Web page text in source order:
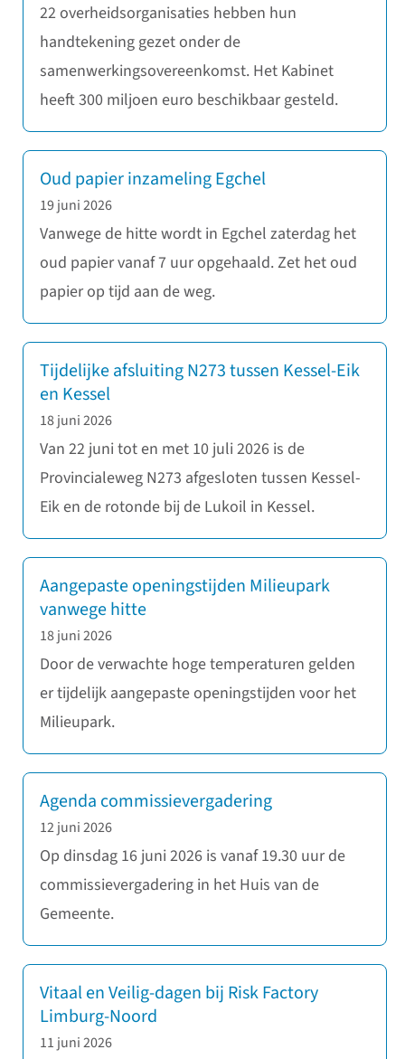
22 overheidsorganisaties hebben hun
handtekening gezet onder de
samenwerkingsovereenkomst. Het Kabinet
heeft 300 miljoen euro beschikbaar gesteld.
Oud papier inzameling Egchel
19 juni 2026
Vanwege de hitte wordt in Egchel zaterdag het
oud papier vanaf 7 uur opgehaald. Zet het oud
papier op tijd aan de weg.
Tijdelijke afsluiting N273 tussen Kessel-Eik
en Kessel
18 juni 2026
Van 22 juni tot en met 10 juli 2026 is de
Provincialeweg N273 afgesloten tussen Kessel-
Eik en de rotonde bij de Lukoil in Kessel.
Aangepaste openingstijden Milieupark
vanwege hitte
18 juni 2026
Door de verwachte hoge temperaturen gelden
er tijdelijk aangepaste openingstijden voor het
Milieupark.
Agenda commissievergadering
12 juni 2026
Op dinsdag 16 juni 2026 is vanaf 19.30 uur de
commissievergadering in het Huis van de
Gemeente.
Vitaal en Veilig-dagen bij Risk Factory
Limburg-Noord
11 juni 2026